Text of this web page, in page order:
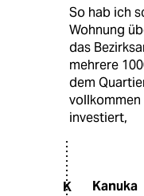
So hab ich
Wohnung
das
mehrere
dem
investiert,
K Kanuka